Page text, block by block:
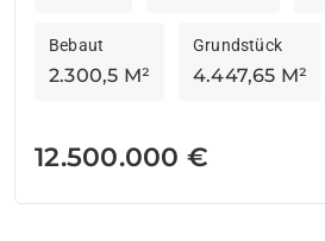
2.300,5 M²
Bebaut
4.447,65 M²
Grundstück
12.500.000 €